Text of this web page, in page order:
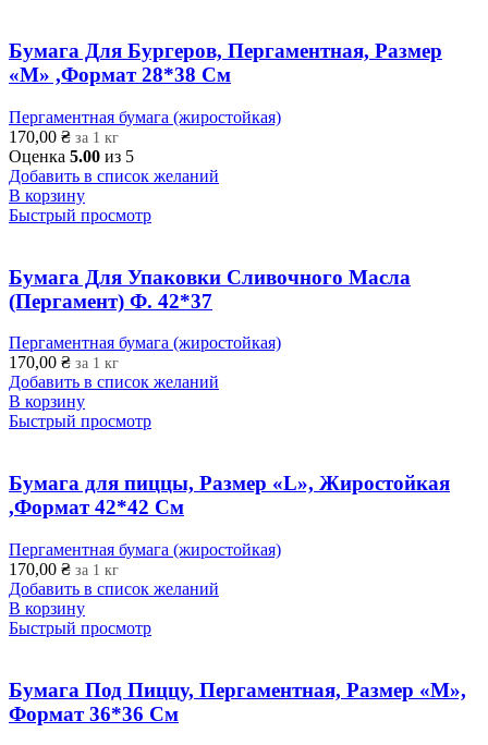
Бумага Для Бургеров, Пергаментная, Размер
«М» ,Формат 28*38 См
Пергаментная бумага (жиростойкая)
170,00 ₴ за 1 кг
Оценка 5.00 из 5
Добавить в список желаний
В корзину
Быстрый просмотр
Бумага Для Упаковки Сливочного Масла
(Пергамент) Ф. 42*37
Пергаментная бумага (жиростойкая)
170,00 ₴ за 1 кг
Добавить в список желаний
В корзину
Быстрый просмотр
Бумага для пиццы, Размер «L», Жиростойкая
,Формат 42*42 См
Пергаментная бумага (жиростойкая)
170,00 ₴ за 1 кг
Добавить в список желаний
В корзину
Быстрый просмотр
Бумага Под Пиццу, Пергаментная, Размер «М»,
Формат 36*36 См